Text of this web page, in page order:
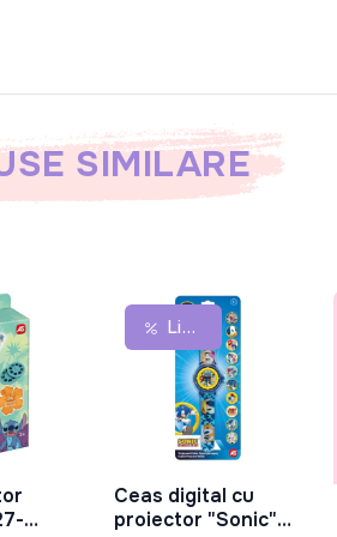
SIMILARE
Lichidare De Stoc
În Coș
Ceas digital cu
proiector "Sonic"